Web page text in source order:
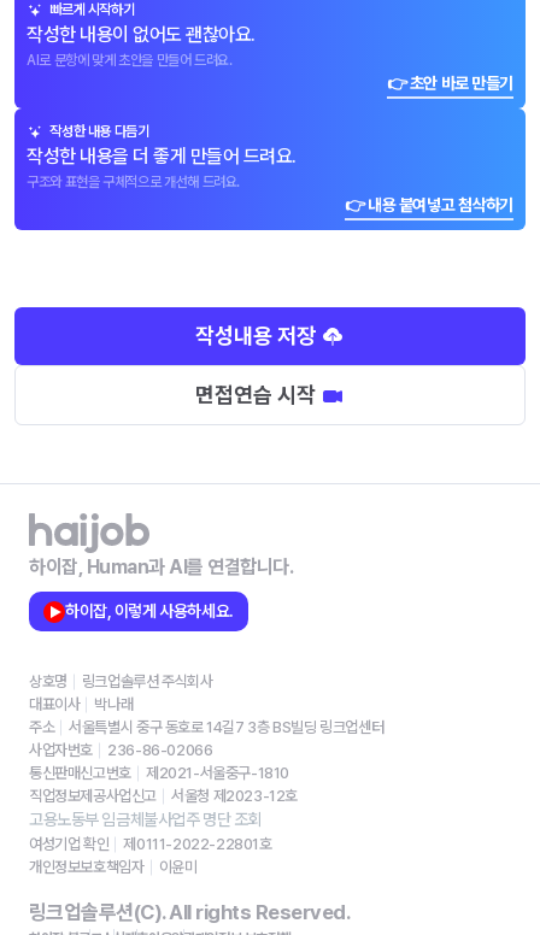
빠르게 시작하기
작성한 내용이 없어도 괜찮아요.
AI로 문항에 맞게 초안을 만들어 드려요.
👉 초안 바로 만들기
작성한 내용 다듬기
작성한 내용을 더 좋게 만들어 드려요.
구조와 표현을 구체적으로 개선해 드려요.
👉 내용 붙여넣고 첨삭하기
작성내용 저장
면접연습 시작
하이잡, Human과 AI를 연결합니다.
하이잡, 이렇게 사용하세요.
상호명
링크업솔루션 주식회사
대표이사
박나래
주소
서울특별시 중구 동호로 14길7 3층 BS빌딩 링크업센터
사업자번호
236-86-02066
통신판매신고번호
제2021-서울중구-1810
직업정보제공사업신고
서울청 제2023-12호
고용노동부 임금체불사업주 명단 조회
여성기업 확인
제0111-2022-22801호
개인정보보호책임자
이윤미
링크업솔루션(C). All rights Reserved.